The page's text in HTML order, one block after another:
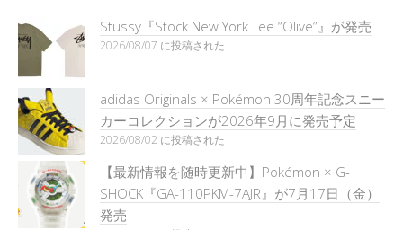
Stüssy『Stock New York Tee “Olive”』が発売
2026/08/07 に投稿された
adidas Originals × Pokémon 30周年記念スニー
カーコレクションが2026年9月に発売予定
2026/08/02 に投稿された
【最新情報を随時更新中】Pokémon × G-
SHOCK『GA-110PKM-7AJR』が7月17日（金）
発売